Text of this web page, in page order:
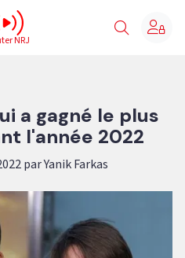
NRJ
a gagné le plus
l'année 2022
par Yanik Farkas